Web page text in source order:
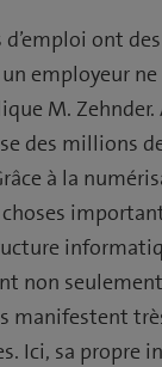
ont
employeur
M.
des millions
à la
non
manifestent
Ici, sa propre